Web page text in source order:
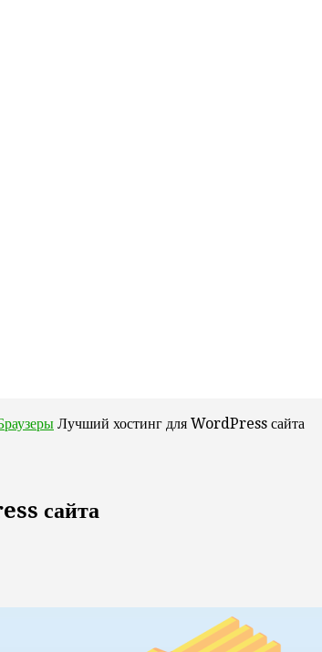
Лучший хостинг для WordPress сайта
сайта